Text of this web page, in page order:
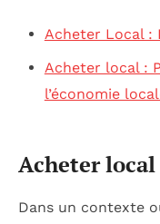
Acheter Local :
Acheter local :
l’économie
Acheter
Dans un contexte